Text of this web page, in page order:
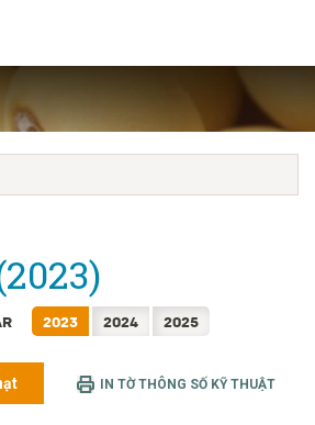
2023 2024 2025
IN TỜ THÔNG SỐ KỸ THUẬT